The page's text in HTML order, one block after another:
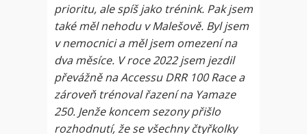
prioritu, ale spíš jako trénink. Pak jsem
také měl nehodu v Malešově. Byl jsem
v nemocnici a měl jsem omezení na
dva měsíce. V roce 2022 jsem jezdil
převážně na Accessu DRR 100 Race a
zároveň trénoval řazení na Yamaze
250. Jenže koncem sezony přišlo
rozhodnutí, že se všechny čtyřkolky